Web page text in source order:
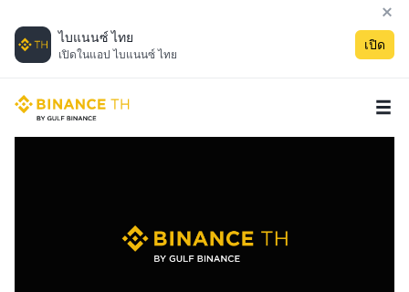
ไบแนนซ์ ไทย
เปิดในแอป ไบแนนซ์ ไทย
เปิด